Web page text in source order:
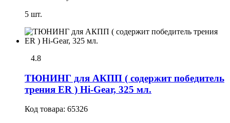
5 шт.
4.8
ТЮНИНГ для АКПП ( содержит победитель
трения ER ) Hi-Gear, 325 мл.
Код товара: 65326